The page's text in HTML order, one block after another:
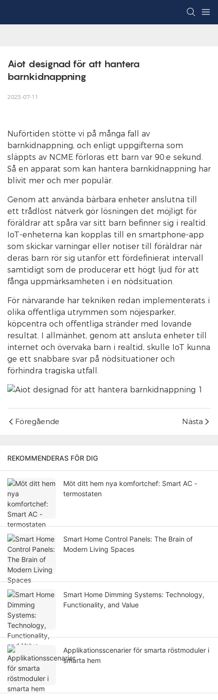
Aiot designad för att hantera
barnkidnappning
2023-07-11
Nuförtiden stötte vi på många fall av
barnkidnappning, och enligt uppgifterna som
släppts av NCME förloras ett barn var 90:e sekund.
Så en apparat som kan hantera barnkidnappning har
blivit mer och mer populär.
Genom att använda bärbara enheter anslutna till
ett trådlöst nätverk gör lösningen det möjligt för
föräldrar att spåra var sitt barn befinner sig i realtid.
IoT-enheterna kan kopplas till en smartphone-app
som skickar varningar eller notiser till föräldrar när
deras barn rör sig utanför ett fördefinierat intervall
samtidigt som de producerar ett högt ljud för att
fånga uppmärksamheten i en nödsituation.
För närvarande har tekniken redan implementerats i
olika offentliga utrymmen som nöjesparker,
köpcentra och offentliga stränder med lovande
resultat. I allmänhet, genom att ansluta enheter till
internet och övervaka barn i realtid, skulle IoT kunna
ge ett snabbare svar på nödsituationer och
förhindra tragiska utfall.
Föregående Nästa
REKOMMENDERAS FÖR DIG
Möt ditt hem nya komfortchef: Smart AC -
termostaten
Smart Home Control Panels: The Brain of
Modern Living Spaces
Smart Home Dimming Systems: Technology,
Functionality, and Value
Applikationsscenarier för smarta röstmoduler i
smarta hem